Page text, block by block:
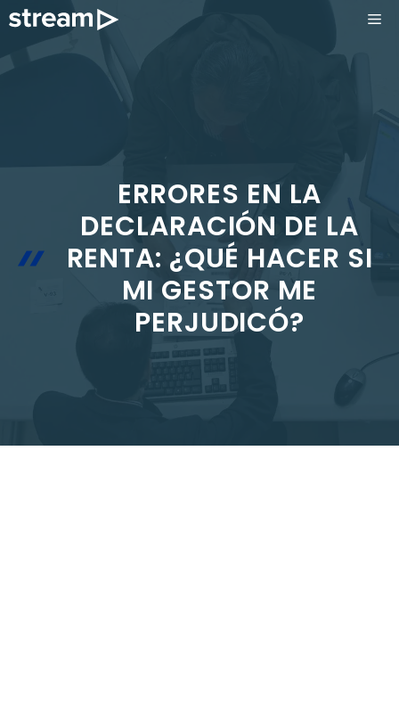
Saltar
ERRORES EN LA
DECLARACIÓN DE LA
RENTA: ¿QUÉ HACER SI
MI GESTOR ME
PERJUDICÓ?